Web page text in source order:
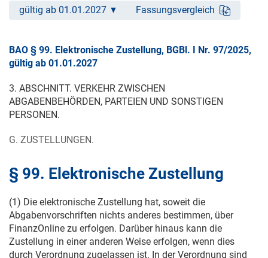
gültig ab 01.01.2027 Fassungsvergleich
BAO § 99. Elektronische Zustellung, BGBl. I Nr. 97/2025,
gültig ab 01.01.2027
3. ABSCHNITT. VERKEHR ZWISCHEN
ABGABENBEHÖRDEN, PARTEIEN UND SONSTIGEN
PERSONEN.
G. ZUSTELLUNGEN.
§ 99. Elektronische Zustellung
(1) Die elektronische Zustellung hat, soweit die
Abgabenvorschriften nichts anderes bestimmen, über
FinanzOnline zu erfolgen. Darüber hinaus kann die
Zustellung in einer anderen Weise erfolgen, wenn dies
durch Verordnung zugelassen ist. In der Verordnung sind